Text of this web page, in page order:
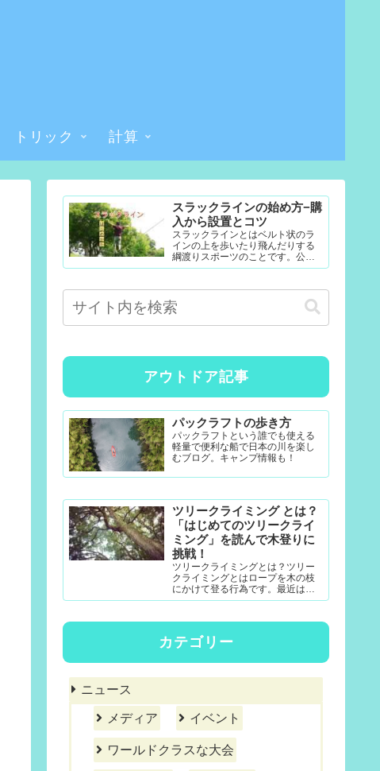
トリック 計算
スラックラインの始め方−購
入から設置とコツ
スラックラインとはベルト状のラ
インの上を歩いたり飛んだりする
綱渡りスポーツのことです。公園
やテレビなどで見たことある人も
が簡単なので幼児から大人まで楽...
アウトドア記事
パックラフトの歩き方
パックラフトという誰でも使える
軽量で便利な船で日本の川を楽し
むブログ。キャンプ情報も！
ツリークライミング とは？
「はじめてのツリークライ
ミング」を読んで木登りに
挑戦！
ツリークライミングとは？ツリー
クライミングとはロープを木の枝
にかけて登る行為です。最近は公
園アクティビティとしても一定の
ロープテクニック(MRS-ム...
カテゴリー
ニュース
メディア イベント
ワールドクラスな大会